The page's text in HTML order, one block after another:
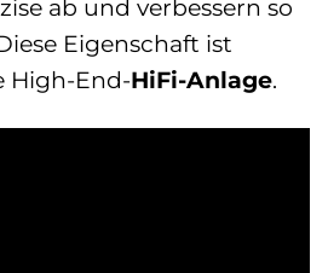
ab und verbessern so
Eigenschaft ist
High-End-HiFi-Anlage.